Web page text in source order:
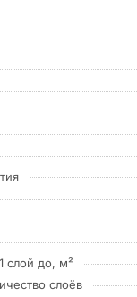
слой до, м²
слоёв